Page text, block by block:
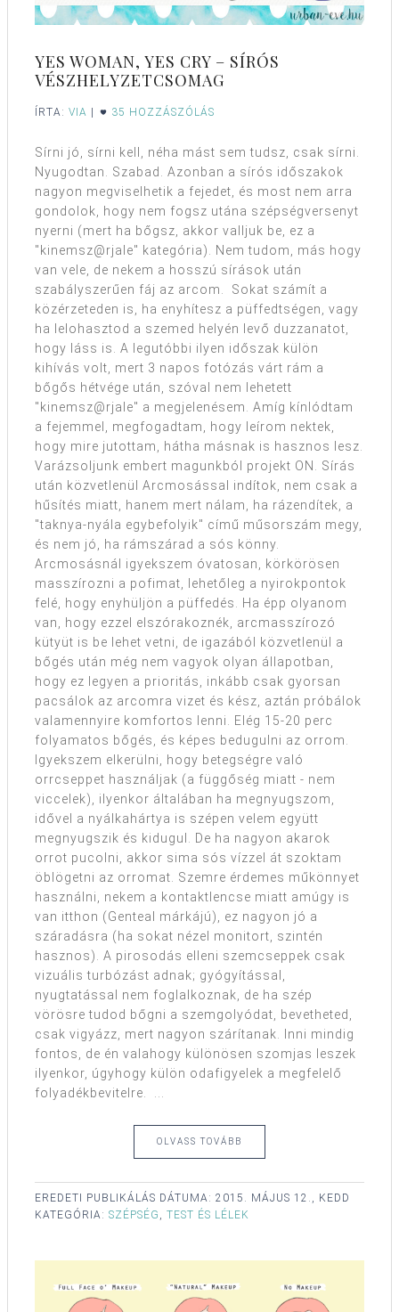
YES WOMAN, YES CRY – SÍRÓS
VÉSZHELYZETCSOMAG
ÍRTA: VIA 35 HOZZÁSZÓLÁS
Sírni jó, sírni kell, néha mást sem tudsz, csak sírni.
Nyugodtan. Szabad. Azonban a sírós időszakok
nagyon megviselhetik a fejedet, és most nem arra
gondolok, hogy nem fogsz utána szépségversenyt
nyerni (mert ha bőgsz, akkor valljuk be, ez a
"kinemsz@rjale" kategória). Nem tudom, más hogy
van vele, de nekem a hosszú sírások után
szabályszerűen fáj az arcom. Sokat számít a
közérzeteden is, ha enyhítesz a püffedtségen, vagy
ha lelohasztod a szemed helyén levő duzzanatot,
hogy láss is. A legutóbbi ilyen időszak külön
kihívás volt, mert 3 napos fotózás várt rám a
bőgős hétvége után, szóval nem lehetett
"kinemsz@rjale" a megjelenésem. Amíg kínlódtam
a fejemmel, megfogadtam, hogy leírom nektek,
hogy mire jutottam, hátha másnak is hasznos lesz.
Varázsoljunk embert magunkból projekt ON. Sírás
után közvetlenül Arcmosással indítok, nem csak a
hűsítés miatt, hanem mert nálam, ha rázendítek, a
"taknya-nyála egybefolyik" című műsorszám megy,
és nem jó, ha rámszárad a sós könny.
Arcmosásnál igyekszem óvatosan, körkörösen
masszírozni a pofimat, lehetőleg a nyirokpontok
felé, hogy enyhüljön a püffedés. Ha épp olyanom
van, hogy ezzel elszórakoznék, arcmasszírozó
kütyüt is be lehet vetni, de igazából közvetlenül a
bőgés után még nem vagyok olyan állapotban,
hogy ez legyen a prioritás, inkább csak gyorsan
pacsálok az arcomra vizet és kész, aztán próbálok
valamennyire komfortos lenni. Elég 15-20 perc
folyamatos bőgés, és képes bedugulni az orrom.
Igyekszem elkerülni, hogy betegségre való
orrcseppet használjak (a függőség miatt - nem
viccelek), ilyenkor általában ha megnyugszom,
idővel a nyálkahártya is szépen velem együtt
megnyugszik és kidugul. De ha nagyon akarok
orrot pucolni, akkor sima sós vízzel át szoktam
öblögetni az orromat. Szemre érdemes műkönnyet
használni, nekem a kontaktlencse miatt amúgy is
van itthon (Genteal márkájú), ez nagyon jó a
száradásra (ha sokat nézel monitort, szintén
hasznos). A pirosodás elleni szemcseppek csak
vizuális turbózást adnak; gyógyítással,
nyugtatással nem foglalkoznak, de ha szép
vörösre tudod bőgni a szemgolyódat, bevetheted,
csak vigyázz, mert nagyon szárítanak. Inni mindig
fontos, de én valahogy különösen szomjas leszek
ilyenkor, úgyhogy külön odafigyelek a megfelelő
folyadékbevitelre. ...
OLVASS TOVÁBB
EREDETI PUBLIKÁLÁS DÁTUMA: 2015. MÁJUS 12., KEDD
KATEGÓRIA: SZÉPSÉG , TEST ÉS LÉLEK